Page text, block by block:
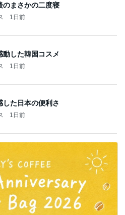
のまさかの二度寝
1日前
動した韓国コスメ
1日前
した日本の便利さ
1日前